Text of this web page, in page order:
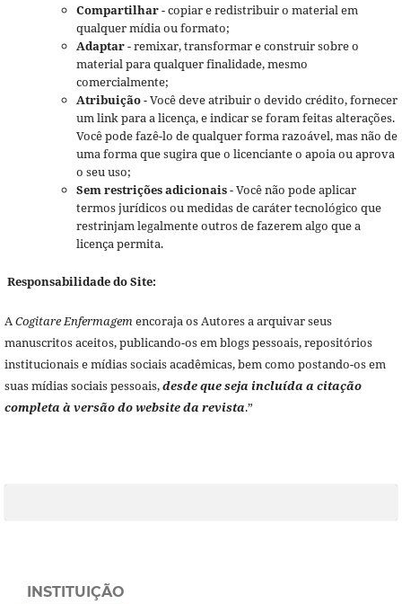
Compartilhar- copiar e redistribuir o material em
qualquer mídia ou formato;
Adaptar- remixar, transformar e construir sobre o
material para qualquer finalidade, mesmo
comercialmente;
Atribuição- Você deve atribuir o devido crédito, fornecer
um link para a licença, e indicar se foram feitas alterações.
Você pode fazê-lo de qualquer forma razoável, mas não de
uma forma que sugira que o licenciante o apoia ou aprova
o seu uso;
Sem restrições adicionais- Você não pode aplicar
termos jurídicos ou medidas de caráter tecnológico que
restrinjam legalmente outros de fazerem algo que a
licença permita.
Responsabilidade do Site:
ACogitare Enfermagemencoraja os Autores a arquivar seus
manuscritos aceitos, publicando-os em blogs pessoais, repositórios
institucionais e mídias sociais acadêmicas, bem como postando-os em
suas mídias sociais pessoais,desde que seja incluída a citação
completa à versão do website da revista.”
INSTITUIÇÃO